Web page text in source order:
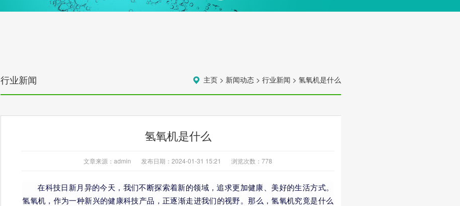
主页> 新闻动态> 行业新闻 > 氢氧机是什么
行业新闻
氢氧机是什么
文章来源：admin 发布日期：2024-01-31 15:21 浏览次数：778
在科技日新月异的今天，我们不断探索着新的领域，追求更加健康、美好的生活方式。
氢氧机，作为一种新兴的健康科技产品，正逐渐走进我们的视野。那么，氢氧机究竟是什么